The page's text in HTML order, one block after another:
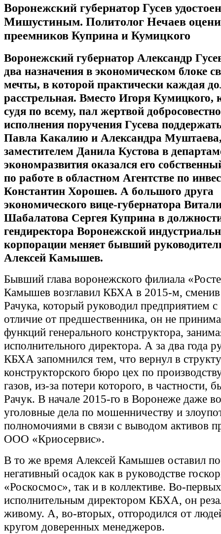
Воронежский губернатор Гусев
Мишустиным. Политолог Нечаев
преемников Куприна и Кумицкого
Воронежский губернатор Александр
два назначения в экономическом блоке
мечты, в которой практически каждая
расстрельная. Вместо Игоря Кумицкого,
судя по всему, пал жертвой
исполнения поручения Гусева
Павла Какалию и Александра
заместителем Данила Кустова в
экономразвития оказался его
по работе в областном Агентстве по
Константин Хорошев. А большого друга
экономического вице-губернатора
Шабалатова Сергея Куприна в
гендиректора Воронежской
корпорации меняет бывший
Алексей Камышев.
Бывший глава воронежского филиала
Камышев возглавил КБХА в 2015-м,
Рачука, который руководил предприятием
отличие от предшественника, он не
функций генерального конструктора,
исполнительного директора. А за два года
КБХА запомнился тем, что вернул в
конструкторского бюро цех по
газов, из-за потери которого, в частности,
Рачук. В начале 2015-го в Воронеже даже
уголовные дела по мошенничеству и
полномочиями в связи с выводом активов
ООО «Криосервис».
В то же время Алексей Камышев оставил
негативный осадок как в руководстве
«Роскосмос», так и в коллективе. Во-
исполнительным директором КБХА, он
живому. А, во-вторых, отгородился от
кругом доверенных менеджеров.